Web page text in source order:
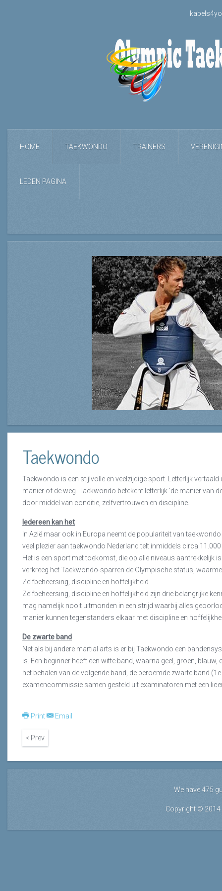
HOME TAEKWONDO TRAINERS
LEDEN PAGINA
Taekwondo
Taekwondo is een stijlvolle en veelzijdige sport. Letterlijk
manier of de weg. Taekwondo betekent letterlijk ‘de manier van
door middel van conditie, zelfvertrouwen en discipline.
Iedereen kan het
In Azië maar ook in Europa neemt de populariteit van
veel plezier aan taekwondo Nederland telt inmiddels circa
Het is een sport met toekomst, die op alle niveaus aantrekkelijk
verkreeg het Taekwondo-sparren de Olympische status,
Zelfbeheersing, discipline en hoffelijkheid
Zelfbeheersing, discipline en hoffelijkheid zijn drie belangrijke
mag namelijk nooit uitmonden in een strijd waarbij alles
manier kunnen tegenstanders elkaar met discipline en
De zwarte band
Net als bij andere martial arts is er bij Taekwondo een
is. Een beginner heeft een witte band, waarna geel, groen,
het behalen van de volgende band, de beroemde zwarte band
examencommissie samen gesteld uit examinatoren met een
Print Email
< Prev
We have 475
Copyright © 2014